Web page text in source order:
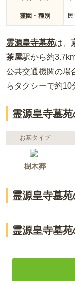
霊園・種別
霊源皇寺墓苑は、
茶屋駅から約
公共交通機関の場
らタクシーで約10
霊源皇寺墓苑
お墓タイプ
樹木葬
霊源皇寺墓
継承者不要で安
霊源皇寺墓苑